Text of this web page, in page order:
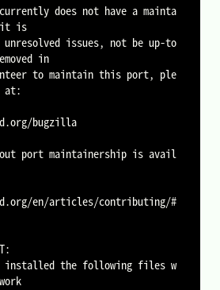
does not have a mainta
it is
issues, not be up-to
in
to maintain this port, ple
at:
bugzilla
port maintainership is avail
en/articles/contributing/#